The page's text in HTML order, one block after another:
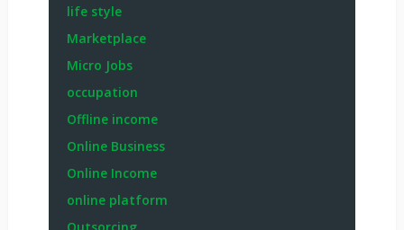
life style
Marketplace
Micro Jobs
occupation
Offline income
Online Business
Online Income
online platform
Outsorcing